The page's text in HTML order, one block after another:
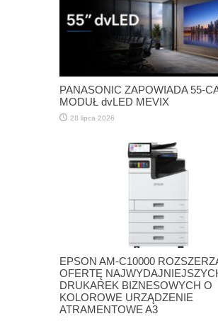
PANASONIC ZAPOWIADA 55-
MODUŁ dvLED MEVIX
28 lipca 2026
EPSON AM-C10000
OFERTĘ
DRUKAREK BIZNESOWYCH O
KOLOROWE URZĄDZENIE
ATRAMENTOWE A3